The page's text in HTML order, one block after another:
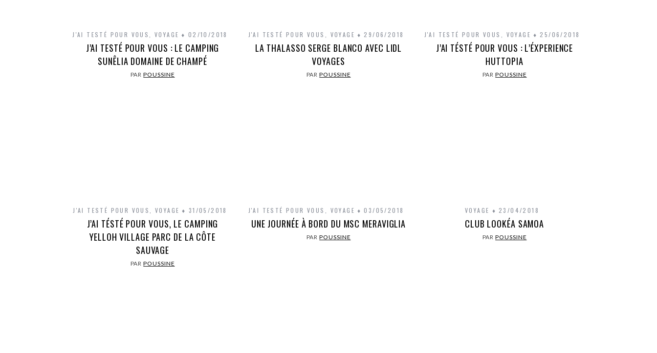
J'AI TESTÉ POUR VOUS VOYAGE 02/10/2018
J’AI TESTÉ POUR VOUS : LE CAMPING
SUNÊLIA DOMAINE DE CHAMPÉ
PARPOUSSINE
J'AI TESTÉ POUR VOUS VOYAGE 29/06/2018
LA THALASSO SERGE BLANCO AVEC LIDL
VOYAGES
PARPOUSSINE
J'AI TESTÉ POUR VOUS VOYAGE 25/06/2018
J’AI TÉSTÉ POUR VOUS : L’ÉXPERIENCE
HUTTOPIA
PARPOUSSINE
J'AI TESTÉ POUR VOUS VOYAGE 31/05/2018
J’AI TÉSTÉ POUR VOUS, LE CAMPING
YELLOH VILLAGE PARC DE LA CÔTE
SAUVAGE
PARPOUSSINE
J'AI TESTÉ POUR VOUS VOYAGE 03/05/2018
UNE JOURNÉE À BORD DU MSC MERAVIGLIA
PARPOUSSINE
VOYAGE 23/04/2018
CLUB LOOKÉA SAMOA
PARPOUSSINE